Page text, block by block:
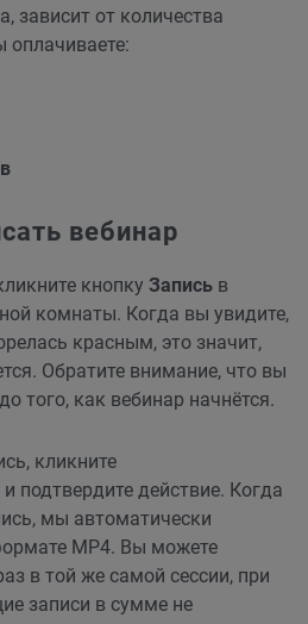
зависит от количества
оплачиваете:
вебинар
кнопку Запись в
комнаты. Когда вы увидите,
красным, это значит,
Обратите внимание, что вы
того, как вебинар начнётся.
кликните
подтвердите действие. Когда
мы автоматически
MP4. Вы можете
в той же самой сессии, при
записи в сумме не